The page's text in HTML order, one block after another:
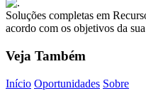
Soluções completas em
acordo com os objetivos da
Veja Também
Início Oportunidades Sobre